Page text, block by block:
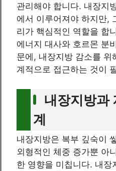
관리해야 합니다. 내장지
에서 이루어져야 하지만,
리가 핵심적인 역할을 합
에너지 대사와 호르몬 분
문에, 내장지방 감소를 위
계적으로 접근하는 것이
내장지방과
계
내장지방은 복부 깊숙이
외형적인 체중 증가뿐 아
한 영향을 미칩니다. 내장